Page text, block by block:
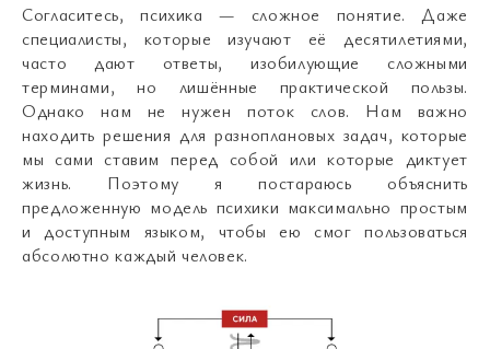
Согласитесь, психика — сложное понятие. Даже
специалисты, которые изучают её десятилетиями,
часто дают ответы, изобилующие сложными
терминами, но лишённые практической пользы.
Однако нам не нужен поток слов. Нам важно
находить решения для разноплановых задач, которые
мы сами ставим перед собой или которые диктует
жизнь. Поэтому я постараюсь объяснить
предложенную модель психики максимально простым
и доступным языком, чтобы ею смог пользоваться
абсолютно каждый человек.